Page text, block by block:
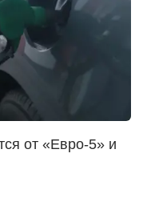
от «Евро-5» и